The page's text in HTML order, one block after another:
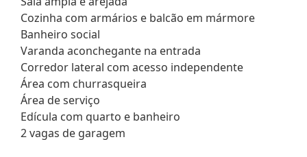
Cozinha com armários e balcão em mármore
Banheiro social
Varanda aconchegante na entrada
Corredor lateral com acesso independente
Área com churrasqueira
Área de serviço
Edícula com quarto e banheiro
2 vagas de garagem